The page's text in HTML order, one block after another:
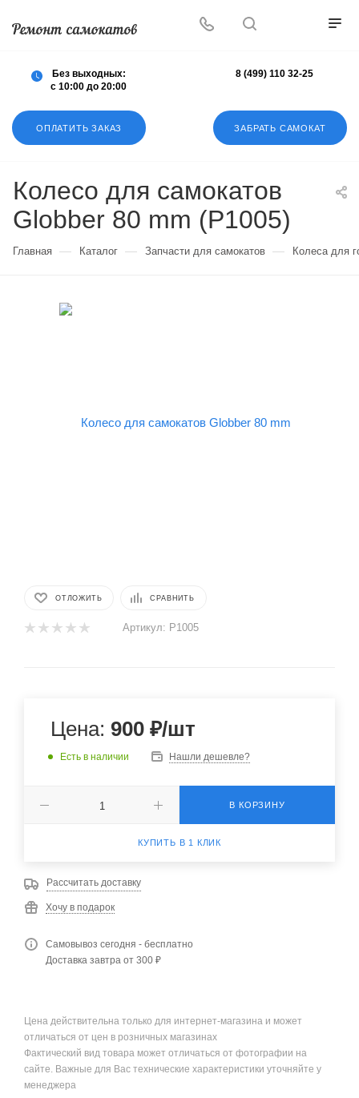
ОПЛАТИТЬ ЗАКАЗ ЗАБРАТЬ САМОКАТ
Без выходных:
с 10:00 до 20:00
8 (499) 110 32-25
Колесо для самокатов
Globber 80 mm (P1005)
Главная — Каталог — Запчасти для самокатов — Колеса для
ОТЛОЖИТЬ СРАВНИТЬ
Артикул: P1005
Цена: 900 ₽/шт
Есть в наличии Нашли дешевле?
В КОРЗИНУ
КУПИТЬ В 1 КЛИК
Рассчитать доставку
Хочу в подарок
Самовывоз сегодня - бесплатно
Доставка завтра от 300 ₽
Цена действительна только для интернет-магазина и может
отличаться от цен в розничных магазинах
Фактический вид товара может отличаться от фотографии на
сайте. Важные для Вас технические характеристики уточняйте у
менеджера